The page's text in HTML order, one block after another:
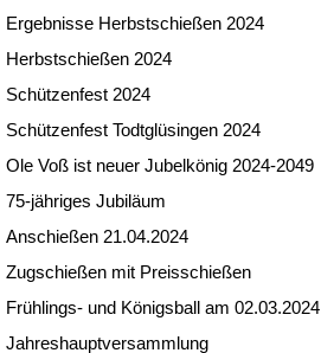
Ergebnisse Herbstschießen 2024
Herbstschießen 2024
Schützenfest 2024
Schützenfest Todtglüsingen 2024
Ole Voß ist neuer Jubelkönig 2024-2049
75-jähriges Jubiläum
Anschießen 21.04.2024
Zugschießen mit Preisschießen
Frühlings- und Königsball am 02.03.2024
Jahreshauptversammlung